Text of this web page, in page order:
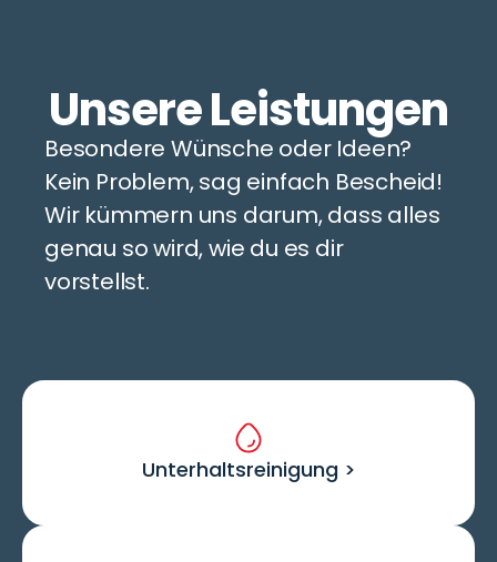
Unsere Leistungen
Besondere Wünsche oder Ideen?
Kein Problem, sag einfach Bescheid!
Wir kümmern uns darum, dass alles
genau so wird, wie du es dir
vorstellst.
Unterhaltsreinigung >